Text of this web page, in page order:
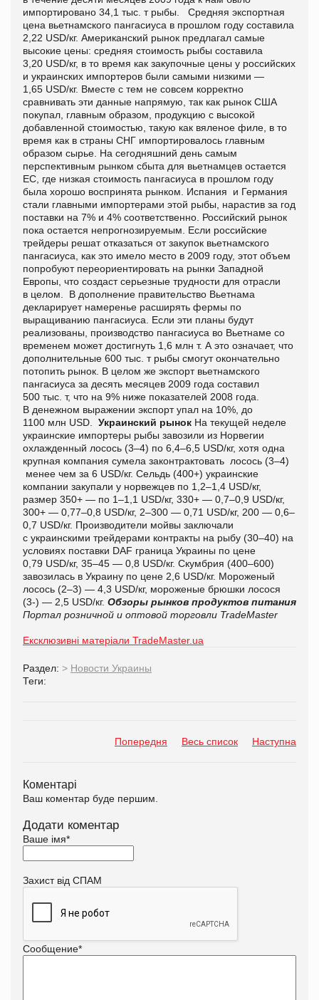
импортировано 34,1 тыс. т рыбы. Средняя экспортная
цена вьетнамского пангасиуса в прошлом году составила
2,22 USD/кг. Американский рынок предлагал самые
высокие цены: средняя стоимость рыбы составила
3,20 USD/кг, в то время как закупочные цены у российских
и украинских импортеров были самыми низкими —
1,65 USD/кг. Вместе с тем не совсем корректно
сравнивать эти данные напрямую, так как рынок США
покупал, главным образом, продукцию с высокой
добавленной стоимостью, такую как вяленое филе, в то
время как в страны СНГ импортировалось главным
образом сырье. На сегодняшний день самым
перспективным рынком сбыта для вьетнамцев остается
ЕС, где низкая стоимость пангасиуса в прошлом году
была хорошо воспринята рынком. Испания и Германия
стали главными импортерами этой рыбы, нарастив за год
поставки на 7% и 4% соответственно. Российский рынок
пока остается непрогнозируемым. Если российские
трейдеры решат отказаться от закупок вьетнамского
пангасиуса, как это имело место в 2009 году, этот объем
попробуют переориентировать на рынки Западной
Европы, что создаст серьезные трудности для отрасли
в целом. В дополнение правительство Вьетнама
декларирует намеренье расширять фермы по
выращиванию пангасиуса. Если эти планы будут
реализованы, производство пангасиуса во Вьетнаме со
временем может достигнуть 1,6 млн т. А это означает, что
дополнительные 600 тыс. т рыбы смогут окончательно
потопить рынок. В целом же экспорт вьетнамского
пангасиуса за десять месяцев 2009 года составил
500 тыс. т, что на 9% ниже показателей 2008 года.
В денежном выражении экспорт упал на 10%, до
1100 млн USD. Украинский рынок На текущей неделе
украинские импортеры рыбы завозили из Норвегии
охлажденный лосось (3–4) по 6,4–6,5 USD/кг, хотя одна
крупная компания сумела законтрактовать лосось (3–4)
менее чем за 6 USD/кг. Сельдь (400+) украинские
компании закупали у норвежцев по 1,2–1,4 USD/кг,
размер 350+ — по 1–1,1 USD/кг, 330+ — 0,7–0,9 USD/кг,
300+ — 0,77–0,8 USD/кг, 2–300 — 0,71 USD/кг, 200 — 0,6–
0,7 USD/кг. Производители мойвы заключали
с украинскими трейдерами контракты на рыбу (30–40) на
условиях поставки DAF граница Украины по цене
0,79 USD/кг, 35–45 — 0,8 USD/кг. Скумбрия (400–600)
завозилась в Украину по цене 2,6 USD/кг. Мороженый
лосось (2–3) — 4,3 USD/кг, мороженые брюшки лосося
(3-) — 2,5 USD/кг. Обзоры рынков продуктов питания
Портал розничной и оптовой торговли TradeMaster
Ексклюзивні матеріали TradeMaster.ua
Раздел: > Новости Украины
Теги:
Попередня Весь список Наступна
Коментарі
Ваш коментар буде першим.
Додати коментар
Ваше імя*
Захист від СПАМ
Сообщение*